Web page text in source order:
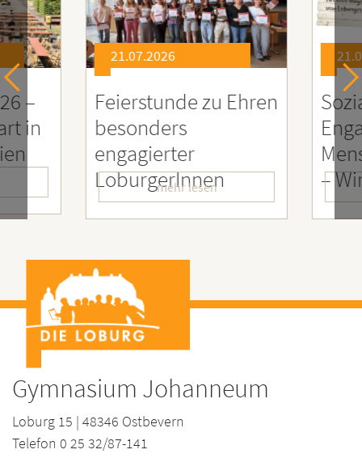
–
in
21.07.2026
Feierstunde zu Ehren
besonders
engagierter
LoburgerInnen
mehr lesen
–
Gymnasium Johanneum
Loburg 15 | 48346 Ostbevern
Telefon 0 25 32/87-141